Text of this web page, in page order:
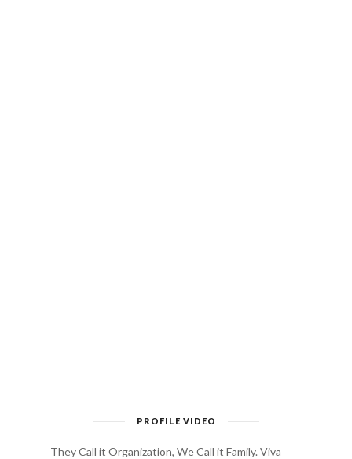
PROFILE VIDEO
They Call it Organization, We Call it Family. Viva